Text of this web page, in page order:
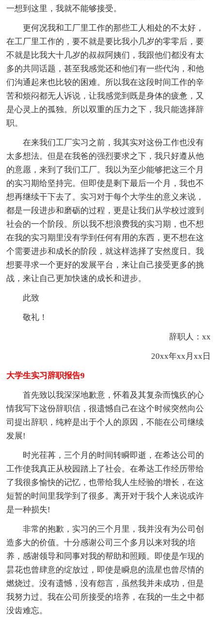
一想到这里，我就不能够接受。
更何况我和工厂里工作的那些工人相处的不太好，
在工厂里工作的，要不就是要比我小几岁的零零后，要
不就是比我大十几岁的叔叔阿姨们，我跟他们都没有太
多的共同话题，甚至我感觉还和他们有一些代沟，和他
们沟通起来也比较的困难。所以我在这段时间工作的辛
苦和烦闷都无人诉说，让我感觉到既是身体的疲惫，又
是心灵上的孤独。所以双重的压力之下，我只能选择辞
职。
在来我们工厂实习之前，我其实对这份工作也没有
太多想法。但是在我爸的强烈要求之下，我只好遵从他
的意愿，来到了我们工厂。我以为至少能够把这三个月
的实习期给坚持完。但即使是剩下最后一个月，我也不
想再继续干下去了。实习对于每个大学生的意义来说，
都是一段进步和磨砺的过程，更是让我们从学校过渡到
社会的一个阶段。所以我不想浪费我的实习期，也不想
在我的实习期里没有学到任何有用的东西，更不想在这
个需要进步和成长的阶段，就这样选择了安然度日。我
想要寻求一个更好的发展平台，来让自己接受更多的挑
战，来让自己更加快速的成长和进步。
此致
敬礼！
辞职人：xx
20xx年xx月xx日
大学生实习辞职报告9
首先致以我深深地歉意，怀着及其复杂而愧疚的心
情我写下这份辞职信，很遗憾自己在这个时候突然向公
司提出辞职，纯粹是出于个人的原因，不能在公司继续
发展!
时光荏苒，三个月的时间转瞬即逝，在希达公司的
工作使我真正从校园踏上了社会。在希达工作经历带给
了我很多愉快的记忆，也带给我人生经验的增长，在这
短暂的时间里我学到了很多。离开对于我个人来说或许
是一种损失!
非常的抱歉，实习的三个月里，我并没有为公司创
造多大的价值。十分感谢公司三个多月以来对我的培
养，感谢领导和同事对我的帮助和照顾。即使是乍现的
昙花也曾肆意的绽放过，即使是瞬息的流星也曾尽情的
燃烧过。没有遗憾，没有怨言，虽然我并未成功，但是
我努力过。我在公司所接受的培养，在我的一生之中都
没齿难忘。